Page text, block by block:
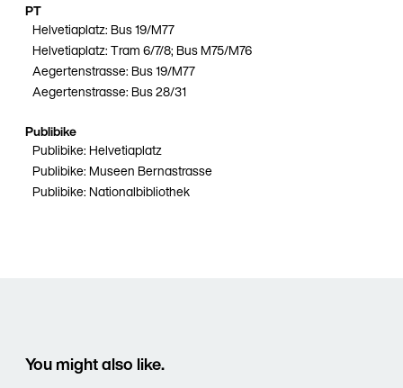
PT
Helvetiaplatz: Bus 19/M77
Helvetiaplatz: Tram 6/7/8; Bus M75/M76
Aegertenstrasse: Bus 19/M77
Aegertenstrasse: Bus 28/31
Publibike
Publibike: Helvetiaplatz
Publibike: Museen Bernastrasse
Publibike: Nationalbibliothek
You might also like.